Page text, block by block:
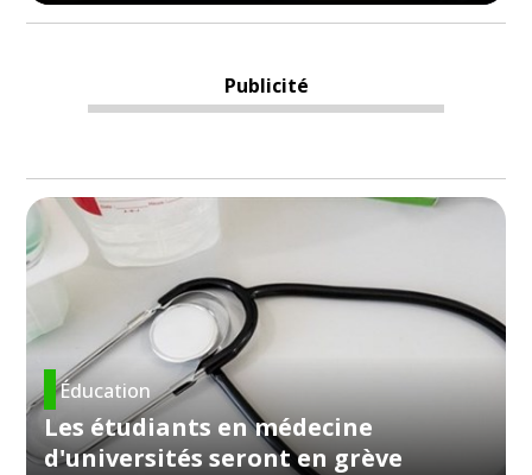
Publicité
Éducation
Les étudiants en médecine
d'universités seront en grève